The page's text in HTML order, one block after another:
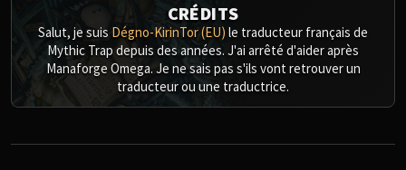
CRÉDITS
Salut, je suis Dégno-KirinTor (EU) le traducteur français de
Mythic Trap depuis des années. J'ai arrêté d'aider après
Manaforge Omega. Je ne sais pas s'ils vont retrouver un
traducteur ou une traductrice.